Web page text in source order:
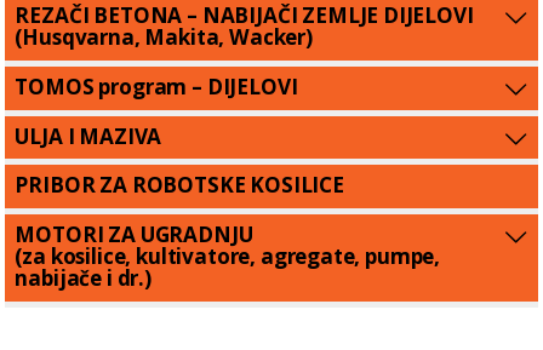
REZAČI BETONA – NABIJAČI ZEMLJE DIJELOVI
(Husqvarna, Makita, Wacker)
TOMOS program – DIJELOVI
ULJA I MAZIVA
PRIBOR ZA ROBOTSKE KOSILICE
MOTORI ZA UGRADNJU
(za kosilice, kultivatore, agregate, pumpe,
nabijače i dr.)